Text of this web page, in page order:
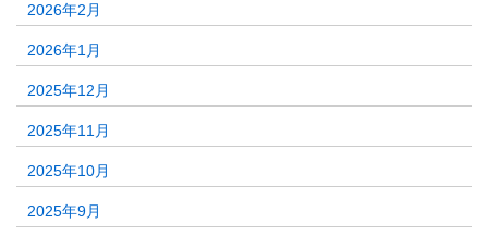
2026年2月
2026年1月
2025年12月
2025年11月
2025年10月
2025年9月